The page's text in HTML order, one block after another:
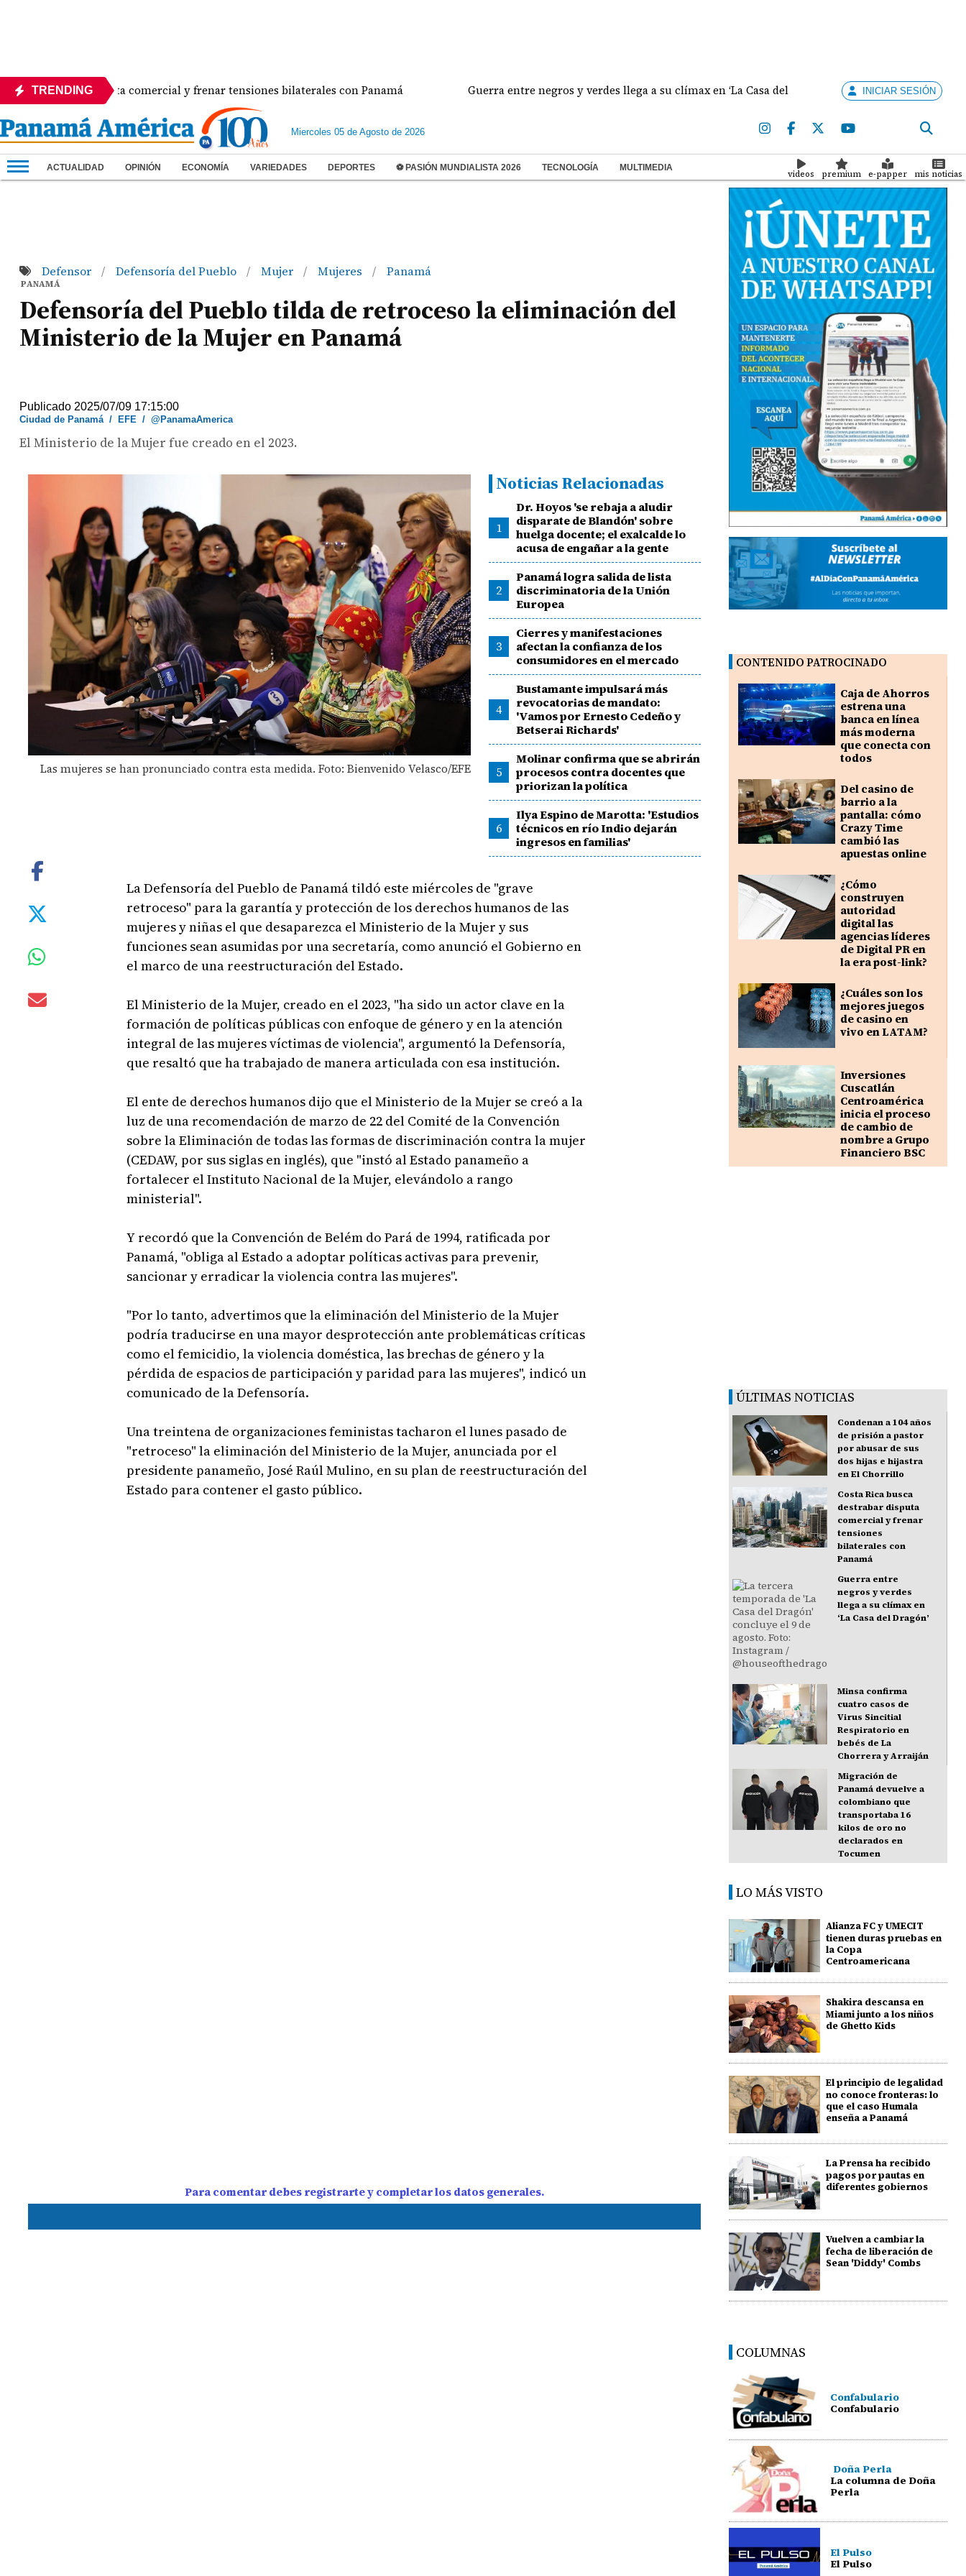
TRENDING
disputa comercial y frenar tensiones bilaterales con Panamá Guerra entre negros y verdes llega a su clímax en ‘La Casa del Dragón’ Minsa confirma
INICIAR SESIÓN
Miercoles 05 de Agosto de 2026
ACTUALIDAD OPINIÓN ECONOMÍA VARIEDADES DEPORTES ⚽ PASIÓN MUNDIALISTA 2026 TECNOLOGÍA MULTIMEDIA
videos premium e-papper mis noticias
Defensor / Defensoría del Pueblo / Mujer / Mujeres / Panamá
PANAMÁ
Defensoría del Pueblo tilda de retroceso la eliminación del
Ministerio de la Mujer en Panamá
Publicado 2025/07/09 17:15:00
Ciudad de Panamá/ EFE /@PanamaAmerica
El Ministerio de la Mujer fue creado en el 2023.
Las mujeres se han pronunciado contra esta medida. Foto: Bienvenido Velasco/EFE
Noticias Relacionadas
1
Dr. Hoyos 'se rebaja a aludir
disparate de Blandón' sobre
huelga docente; el exalcalde lo
acusa de engañar a la gente
2
Panamá logra salida de lista
discriminatoria de la Unión
Europea
3
Cierres y manifestaciones
afectan la confianza de los
consumidores en el mercado
4
Bustamante impulsará más
revocatorias de mandato:
'Vamos por Ernesto Cedeño y
Betserai Richards'
5
Molinar confirma que se abrirán
procesos contra docentes que
priorizan la política
6
Ilya Espino de Marotta: 'Estudios
técnicos en río Indio dejarán
ingresos en familias'
La Defensoría del Pueblo de Panamá tildó este miércoles de "grave
retroceso" para la garantía y protección de los derechos humanos de las
mujeres y niñas el que desaparezca el Ministerio de la Mujer y sus
funciones sean asumidas por una secretaría, como anunció el Gobierno en
el marco de una reestructuración del Estado.
El Ministerio de la Mujer, creado en el 2023, "ha sido un actor clave en la
formación de políticas públicas con enfoque de género y en la atención
integral de las mujeres víctimas de violencia", argumentó la Defensoría,
que resaltó que ha trabajado de manera articulada con esa institución.
El ente de derechos humanos dijo que el Ministerio de la Mujer se creó a la
luz de una recomendación de marzo de 22 del Comité de la Convención
sobre la Eliminación de todas las formas de discriminación contra la mujer
(CEDAW, por sus siglas en inglés), que "instó al Estado panameño a
fortalecer el Instituto Nacional de la Mujer, elevándolo a rango
ministerial".
Y recordó que la Convención de Belém do Pará de 1994, ratificada por
Panamá, "obliga al Estado a adoptar políticas activas para prevenir,
sancionar y erradicar la violencia contra las mujeres".
"Por lo tanto, advertimos que la eliminación del Ministerio de la Mujer
podría traducirse en una mayor desprotección ante problemáticas críticas
como el femicidio, la violencia doméstica, las brechas de género y la
pérdida de espacios de participación y paridad para las mujeres", indicó un
comunicado de la Defensoría.
Una treintena de organizaciones feministas tacharon el lunes pasado de
"retroceso" la eliminación del Ministerio de la Mujer, anunciada por el
presidente panameño, José Raúl Mulino, en su plan de reestructuración del
Estado para contener el gasto público.
Para comentar debes registrarte y completar los datos generales.
CONTENIDO PATROCINADO
Caja de Ahorros
estrena una
banca en línea
más moderna
que conecta con
todos
Del casino de
barrio a la
pantalla: cómo
Crazy Time
cambió las
apuestas online
¿Cómo
construyen
autoridad
digital las
agencias líderes
de Digital PR en
la era post-link?
¿Cuáles son los
mejores juegos
de casino en
vivo en LATAM?
Inversiones
Cuscatlán
Centroamérica
inicia el proceso
de cambio de
nombre a Grupo
Financiero BSC
ÚLTIMAS NOTICIAS
Condenan a 104 años
de prisión a pastor
por abusar de sus
dos hijas e hijastra
en El Chorrillo
Costa Rica busca
destrabar disputa
comercial y frenar
tensiones
bilaterales con
Panamá
Guerra entre
negros y verdes
llega a su clímax en
‘La Casa del Dragón’
Minsa confirma
cuatro casos de
Virus Sincitial
Respiratorio en
bebés de La
Chorrera y Arraiján
Migración de
Panamá devuelve a
colombiano que
transportaba 16
kilos de oro no
declarados en
Tocumen
LO MÁS VISTO
Alianza FC y UMECIT
tienen duras pruebas en
la Copa
Centroamericana
Shakira descansa en
Miami junto a los niños
de Ghetto Kids
El principio de legalidad
no conoce fronteras: lo
que el caso Humala
enseña a Panamá
La Prensa ha recibido
pagos por pautas en
diferentes gobiernos
Vuelven a cambiar la
fecha de liberación de
Sean 'Diddy' Combs
COLUMNAS
Confabulario
Confabulario
Doña Perla
La columna de Doña
Perla
El Pulso
El Pulso